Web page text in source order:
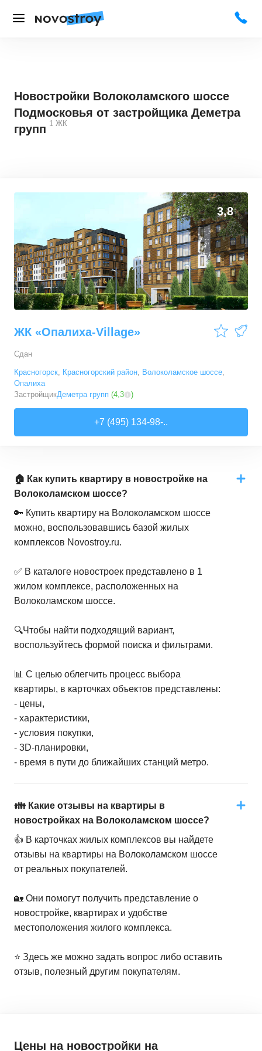
Новостройки Волоколамского шоссе
Подмосковья от застройщика Деметра
групп 1 ЖК
3,8
ЖК «Опалиха-Village»
Сдан
Красногорск, Красногорский район, Волоколамское шоссе,
Опалиха
ЗастройщикДеметра групп (4,3 )
+7 (495) 134-98-..
🏠 Как купить квартиру в новостройке на
Волоколамском шоссе?
🔑 Купить квартиру на Волоколамском шоссе
можно, воспользовавшись базой жилых
комплексов Novostroy.ru.
✅ В каталоге новостроек представлено в 1
жилом комплексе, расположенных на
Волоколамском шоссе.
🔍Чтобы найти подходящий вариант,
воспользуйтесь формой поиска и фильтрами.
📊 С целью облегчить процесс выбора
квартиры, в карточках объектов представлены:
- цены,
- характеристики,
- условия покупки,
- 3D-планировки,
- время в пути до ближайших станций метро.
👪 Какие отзывы на квартиры в
новостройках на Волоколамском шоссе?
👍 В карточках жилых комплексов вы найдете
отзывы на квартиры на Волоколамском шоссе
от реальных покупателей.
🏡 Они помогут получить представление о
новостройке, квартирах и удобстве
местоположения жилого комплекса.
⭐️ Здесь же можно задать вопрос либо оставить
отзыв, полезный другим покупателям.
Цены на новостройки на